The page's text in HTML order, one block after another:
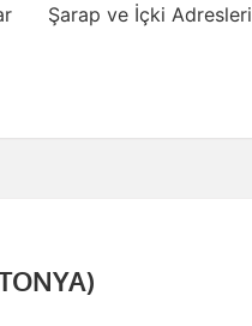
Şarap ve İçki Adresleri